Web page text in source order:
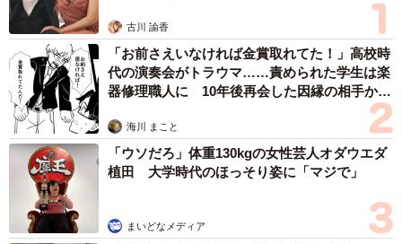
古川 諭香
「お前さえいなければ金賞取れてた！」高校時
代の演奏会がトラウマ……責められた学生は楽
器修理職人に 10年後再会した因縁の相手から
海川 まこと
「ウソだろ」体重130kgの女性芸人オダウエダ
植田 大学時代のほっそり姿に「マジで」
まいどなメディア